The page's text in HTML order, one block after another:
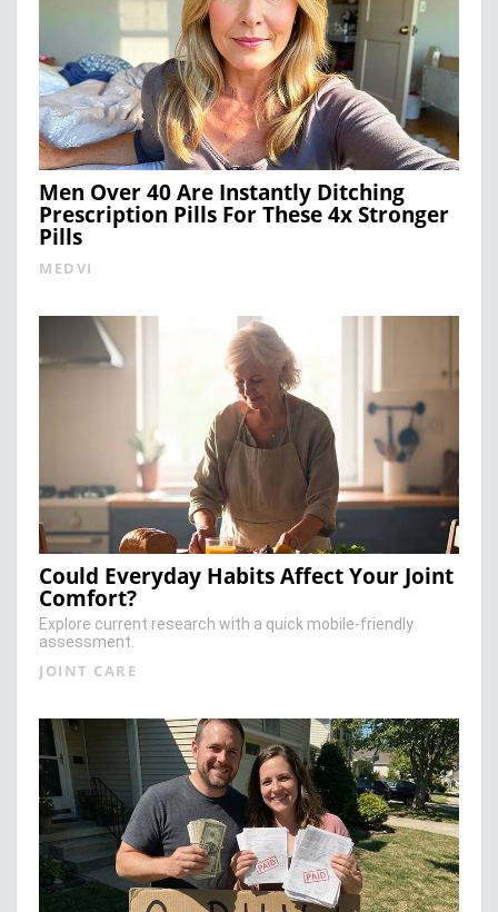
Men Over 40 Are Instantly Ditching
Prescription Pills For These 4x Stronger
Pills
MEDVI
Could Everyday Habits Affect Your Joint
Comfort?
Explore current research with a quick mobile-friendly
assessment.
JOINT CARE